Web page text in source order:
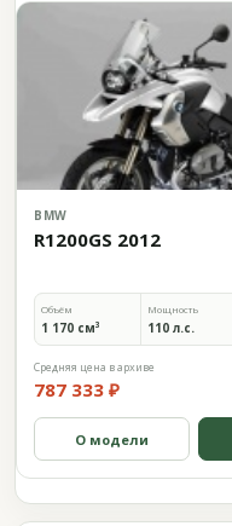
BMW
R1200GS 2012
Объём
1 170 см³
Мощность
110 л.с.
Средняя цена в архиве
787 333 ₽
О модели